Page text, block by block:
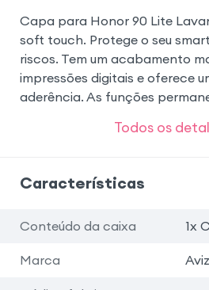
Capa para Honor 90 Lite
soft touch. Protege o seu
riscos. Tem um acabamento
impressões digitais e oferece
aderência. As funções
Todos os
Características
Conteúdo da caixa 1x
Marca